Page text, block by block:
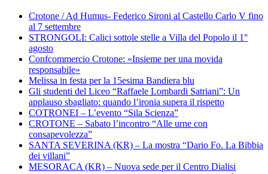
Crotone / Ad Humus- Federico Sironi al Castello Carlo V fino
al 7 settembre
STRONGOLI: Calici sottole stelle a Villa del Popolo il 1°
agosto
Confcommercio Crotone: «Insieme per una movida
responsabile»
Melissa in festa per la 15esima Bandiera blu
Gli studenti del Liceo “Raffaele Lombardi Satriani”: Un
applauso sbagliato: quando l’ironia supera il rispetto
COTRONEI – L’evento “Sila Scienza”
CROTONE – Sabato l’incontro “Alle urne con
consapevolezza”
SANTA SEVERINA (KR) – La mostra “Dario Fo. La Bibbia
dei villani”
MESORACA (KR) – Nuova sede per il Centro Dialisi